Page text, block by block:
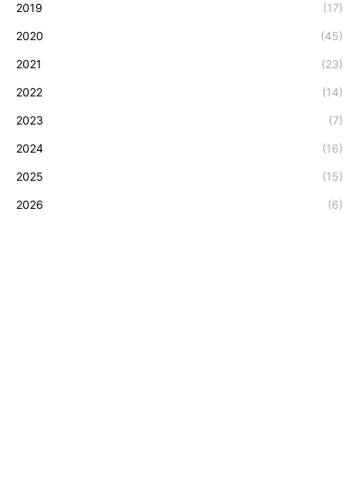
2019 (17)
2020 (45)
2021 (23)
2022 (14)
2023 (7)
2024 (16)
2025 (15)
2026 (6)